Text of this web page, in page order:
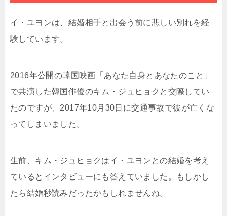
イ・ユヨンは、結婚相手と出会う前に悲しい別れを経
験しています。
2016年公開の韓国映画「あなた自身とあなたのこと」
で共演した韓国俳優のキム・ジュヒョクと交際してい
たのですが、2017年10月30日に交通事故で彼が亡くな
ってしまいました。
生前、キム・ジュヒョクはイ・ユヨンとの結婚を考え
ているとインタビューにも答えていました。もしかし
たら結婚秒読みだったかもしれませんね。